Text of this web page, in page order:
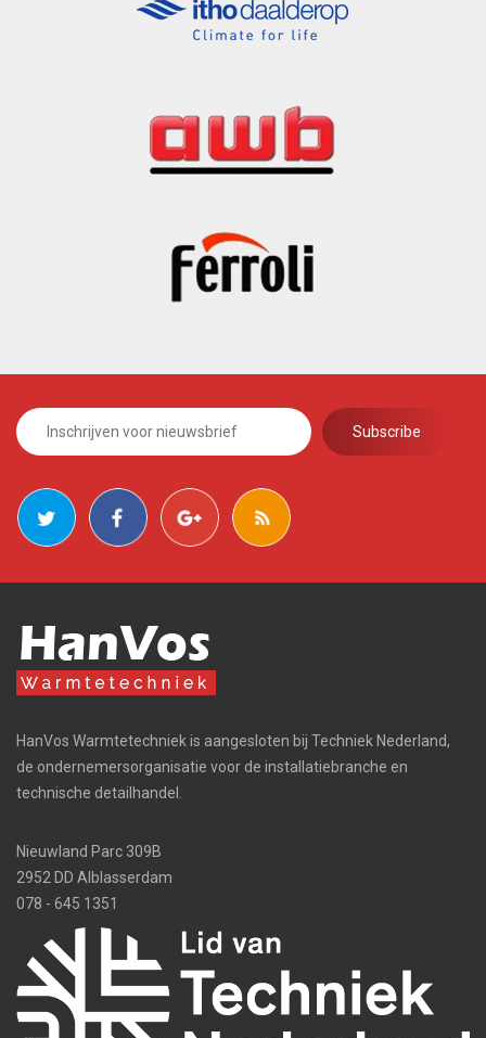
HanVos Warmtetechniek is aangesloten bij Techniek Nederland,
de ondernemersorganisatie voor de installatiebranche en
technische detailhandel.
Nieuwland Parc 309B
2952 DD Alblasserdam
078 - 645 1351